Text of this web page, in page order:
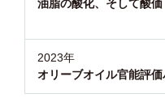
油脂の酸化、そして酸価
2023年
オリーブオイル官能評